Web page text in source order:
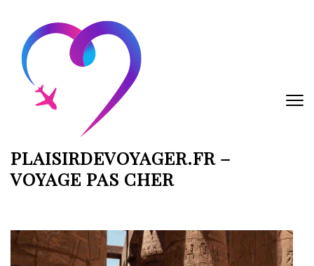
contenu
(Pressez
Entrée)
PLAISIRDEVOYAGER.FR –
VOYAGE PAS CHER